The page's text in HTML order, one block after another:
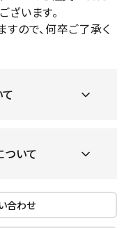
います。
ので、何卒ご了承く
ついて
合わせ